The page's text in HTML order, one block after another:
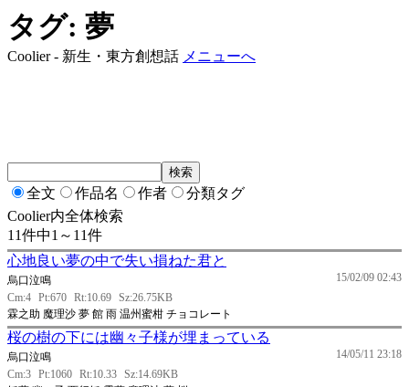
タグ: 夢
Coolier - 新生・東方創想話 メニューへ
全文 作品名 作者
分類タグ
Coolier内全体検索
11件中1～11件
心地良い夢の中で失い損ねた君と
15/02/09 02:43
烏口泣鳴
Cm:4 Pt:670 Rt:10.69 Sz:26.75KB
霖之助 魔理沙 夢 館 雨 温州蜜柑 チョコレート
桜の樹の下には幽々子様が埋まっている
14/05/11 23:18
烏口泣鳴
Cm:3 Pt:1060 Rt:10.33 Sz:14.69KB